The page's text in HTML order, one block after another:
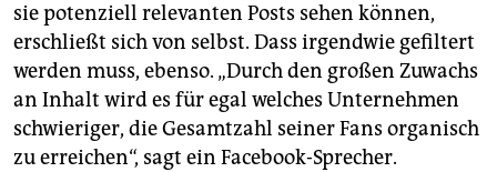
sie potenziell relevanten Posts sehen können,
erschließt sich von selbst. Dass irgendwie gefiltert
werden muss, ebenso. „Durch den großen Zuwachs
an Inhalt wird es für egal welches Unternehmen
schwieriger, die Gesamtzahl seiner Fans organisch
zu erreichen“, sagt ein Facebook-Sprecher.